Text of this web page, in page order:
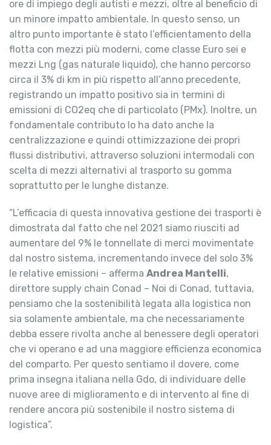
ore di impiego degli autisti e mezzi, oltre al beneficio di
un minore impatto ambientale. In questo senso, un
altro punto importante è stato l’efficientamento della
flotta con mezzi più moderni, come classe Euro sei e
mezzi Lng (gas naturale liquido), che hanno percorso
circa il 3% di km in più rispetto all’anno precedente,
registrando un impatto positivo sia in termini di
emissioni di CO2eq che di particolato (PMx). Inoltre, un
fondamentale contributo lo ha dato anche la
centralizzazione e quindi ottimizzazione dei propri
flussi distributivi, attraverso soluzioni intermodali con
scelta di mezzi alternativi al trasporto su gomma
soprattutto per le lunghe distanze.
“L’efficacia di questa innovativa gestione dei trasporti è
dimostrata dal fatto che nel 2021 siamo riusciti ad
aumentare del 9% le tonnellate di merci movimentate
dal nostro sistema, incrementando invece del solo 3%
le relative emissioni – afferma Andrea Mantelli,
direttore supply chain Conad – Noi di Conad, tuttavia,
pensiamo che la sostenibilità legata alla logistica non
sia solamente ambientale, ma che necessariamente
debba essere rivolta anche al benessere degli operatori
che vi operano e ad una maggiore efficienza economica
del comparto. Per questo sentiamo il dovere, come
prima insegna italiana nella Gdo, di individuare delle
nuove aree di miglioramento e di intervento al fine di
rendere ancora più sostenibile il nostro sistema di
logistica”.